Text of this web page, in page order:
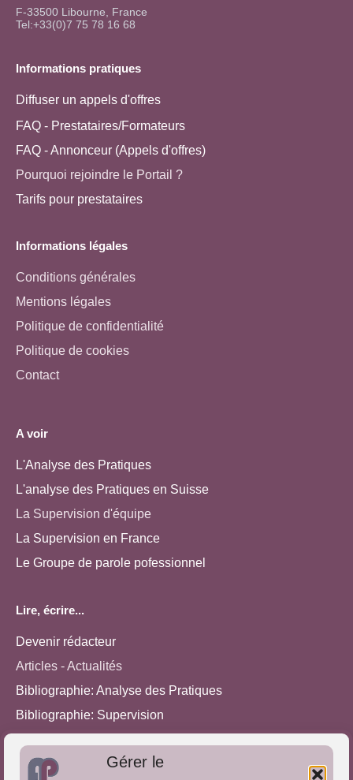
Gérer le
F-33500 Libourne, France
Tel:+33(0)7 75 78 16 68
Informations pratiques
Diffuser un appels d'offres
FAQ - Prestataires/Formateurs
FAQ - Annonceur (Appels d'offres)
Pourquoi rejoindre le Portail ?
Tarifs pour prestataires
Informations légales
Conditions générales
Mentions légales
Politique de confidentialité
Politique de cookies
Contact
A voir
L'Analyse des Pratiques
L'analyse des Pratiques en Suisse
La Supervision d'équipe
La Supervision en France
Le Groupe de parole pofessionnel
Lire, écrire...
Devenir rédacteur
Articles - Actualités
Bibliographie: Analyse des Pratiques
Bibliographie: Supervision
Approches de l'Analyse des pratiques